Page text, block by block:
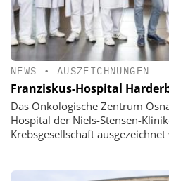
NEWS • AUSZEICHNUNGEN
Franziskus-Hospital
Das Onkologische Zentrum
Hospital der Niels-Stensen-
Krebsgesellschaft